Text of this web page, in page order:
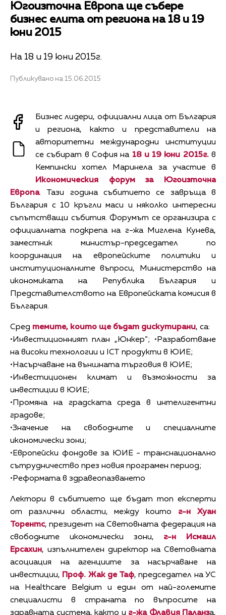
Югоизточна Европа ще събере
бизнес елитa от региона на 18 и 19
юни 2015
На 18 и 19 юни 2015г.
Публикувано на 15.06.2015
Бизнес лидери, официални лица от България
и региона, както и представители на
авторитетни международни институции
се събират в София на 18 и 19 юни 2015г.в
Кемпински хотел Маринела за участие в
Икономическия форум за Югоизточна
Европа. Тази година събитието се завръща в
България с 10 кръгли маси и няколко интересни
съпътстващи събития. Форумът се организира с
официалната подкрепа на г-жа Миглена Кунева,
заместник министър-председател по
координация на европейските политики и
институционалните въпроси, Министерство на
икономиката на Република България и
Представителството на Европейската комисия в
България.
Сред темите, които ще бъдат дискутирани, са:
•Инвестиционният план „Юнкер”; •Разработване
на високи технологии и ICT продукти в ЮИЕ;
•Насърчаване на външната търговия в ЮИЕ;
•Инвестиционен климат и възможности за
инвестиции в ЮИЕ;
•Промяна на градската среда в интелигентни
градове;
•Значение на свободните и специалните
икономически зони;
•Европейски фондове за ЮИЕ - транснационално
сътрудничество през новия програмен период;
•Реформата в здравеопазването
Лектори в събитието ще бъдат топ експерти
от различни области, между които г-н Хуан
Торентс, президент на Световната федерация на
свободните икономически зони, г-н Исмаил
Ерсахин, изпълнителен директор на Световната
асоциация на агенциите за насърчаване на
инвестиции, Проф. Жак де Таф, председател на УС
на Healthcare Belgium и един от най-големите
специалисти в страната по въпросите на
здравната система, както и г-жа Флавия Паланза,